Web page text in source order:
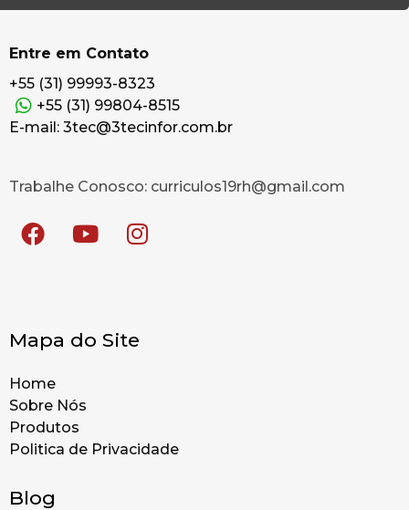
Entre em Contato
+55 (31) 99993-8323
+55 (31) 99804-8515
E-mail: 3tec@3tecinfor.com.br
Trabalhe Conosco: curriculos19rh@gmail.com
Mapa do Site
Home
Sobre Nós
Produtos
Politica de Privacidade
Blog